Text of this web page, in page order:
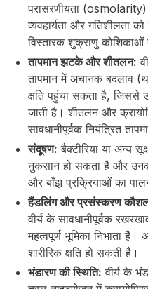
परासरणीयता
व्यवहार्यता और गतिशीलता
विस्तारक शुक्राणु
तापमान झटके और शीतलन:
तापमान में अचानक बदलाव
क्षति पहुंचा सकता है, जिससे
जाती है। शीतलन और
सावधानीपूर्वक नियंत्रित
संदूषण: बैक्टीरिया या अन्य
नुकसान हो सकता है और
और बाँझ प्रक्रियाओं का
हैंडलिंग और प्रसंस्करण
वीर्य के सावधानीपूर्वक
महत्वपूर्ण भूमिका निभाता
शारीरिक क्षति हो सकती है।
भंडारण की स्थिति: वीर्य के